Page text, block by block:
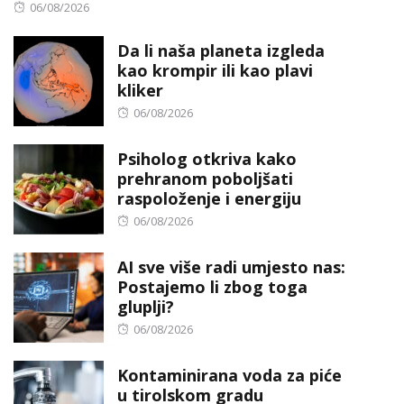
Posted
06/08/2026
Da li naša planeta izgleda
kao krompir ili kao plavi
kliker
Posted
06/08/2026
Psiholog otkriva kako
prehranom poboljšati
raspoloženje i energiju
Posted
06/08/2026
AI sve više radi umjesto nas:
Postajemo li zbog toga
gluplji?
Posted
06/08/2026
Kontaminirana voda za piće
u tirolskom gradu